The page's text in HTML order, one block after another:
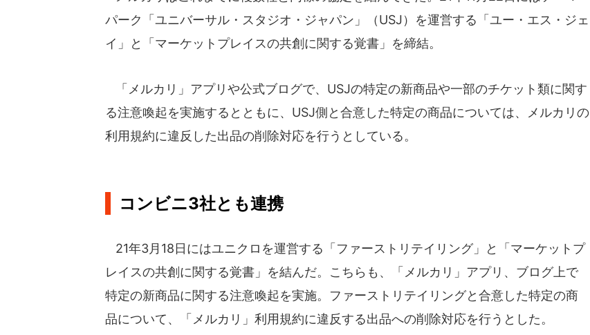
パーク「ユニバーサル・スタジオ・ジャパン」（USJ）を運営する「ユー・エス・ジェ
イ」と「マーケットプレイスの共創に関する覚書」を締結。
「メルカリ」アプリや公式ブログで、USJの特定の新商品や一部のチケット類に関す
る注意喚起を実施するとともに、USJ側と合意した特定の商品については、メルカリの
利用規約に違反した出品の削除対応を行うとしている。
コンビニ3社とも連携
21年3月18日にはユニクロを運営する「ファーストリテイリング」と「マーケットプ
レイスの共創に関する覚書」を結んだ。こちらも、「メルカリ」アプリ、ブログ上で
特定の新商品に関する注意喚起を実施。ファーストリテイリングと合意した特定の商
品について、「メルカリ」利用規約に違反する出品への削除対応を行うとした。